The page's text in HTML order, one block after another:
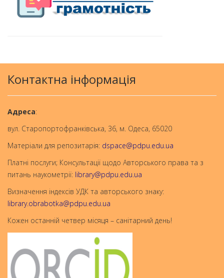
Контактна інформація
Aдреса:
вул. Старопортофранківська, 36, м. Одеса, 65020
Матеріали для репозитарія: dspace@pdpu.edu.ua
Платні послуги; Консультації щодо Авторського права та з
питань наукометрії: library@pdpu.edu.ua
Визначення індексів УДК та авторського знаку:
library.obrabotka@pdpu.edu.ua
Кожен останній четвер місяця – санітарний день!